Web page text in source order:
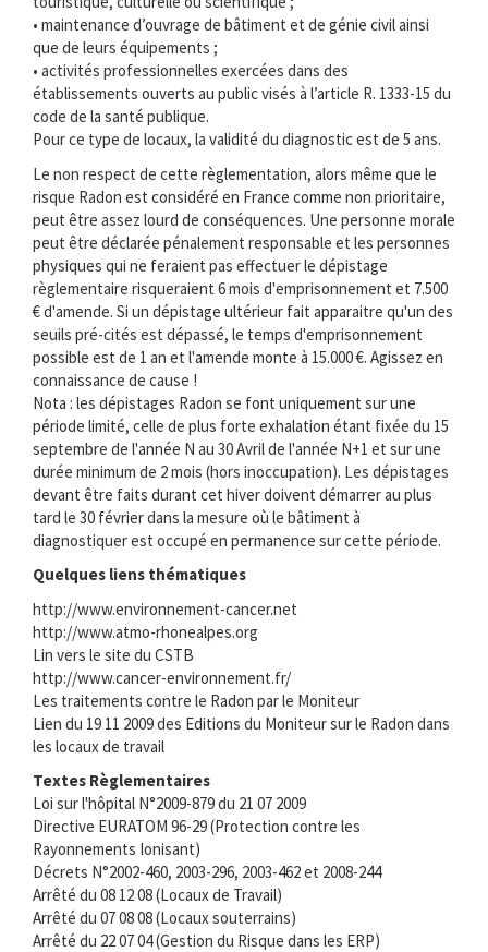
• maintenance d’ouvrage de bâtiment et de génie civil ainsi
que de leurs équipements ;
• activités professionnelles exercées dans des
établissements ouverts au public visés à l’article R. 1333-15 du
code de la santé publique.
Pour ce type de locaux, la validité du diagnostic est de 5 ans.
Le non respect de cette règlementation, alors même que le
risque Radon est considéré en France comme non prioritaire,
peut être assez lourd de conséquences. Une personne morale
peut être déclarée pénalement responsable et les personnes
physiques qui ne feraient pas effectuer le dépistage
règlementaire risqueraient 6 mois d'emprisonnement et 7.500
€ d'amende. Si un dépistage ultérieur fait apparaitre qu'un des
seuils pré-cités est dépassé, le temps d'emprisonnement
possible est de 1 an et l'amende monte à 15.000 €. Agissez en
connaissance de cause !
Nota : les dépistages Radon se font uniquement sur une
période limité, celle de plus forte exhalation étant fixée du 15
septembre de l'année N au 30 Avril de l'année N+1 et sur une
durée minimum de 2 mois (hors inoccupation). Les dépistages
devant être faits durant cet hiver doivent démarrer au plus
tard le 30 février dans la mesure où le bâtiment à
diagnostiquer est occupé en permanence sur cette période.
Quelques liens thématiques
http://www.environnement-cancer.net
http://www.atmo-rhonealpes.org
Lin vers le site du CSTB
http://www.cancer-environnement.fr/
Les traitements contre le Radon par le Moniteur
Lien du 19 11 2009 des Editions du Moniteur sur le Radon dans
les locaux de travail
Textes Règlementaires
Loi sur l'hôpital N°2009-879 du 21 07 2009
Directive EURATOM 96-29 (Protection contre les
Rayonnements Ionisant)
Décrets N°2002-460, 2003-296, 2003-462 et 2008-244
Arrêté du 08 12 08 (Locaux de Travail)
Arrêté du 07 08 08 (Locaux souterrains)
Arrêté du 22 07 04 (Gestion du Risque dans les ERP)